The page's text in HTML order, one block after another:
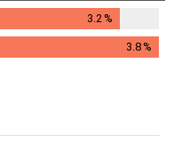
3.2 %
3.8%